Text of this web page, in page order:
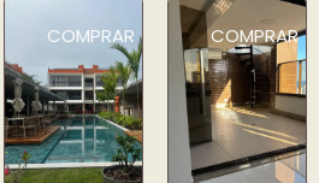
COMPRAR COMPRAR